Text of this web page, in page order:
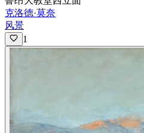
克洛德·莫奈
风景
1